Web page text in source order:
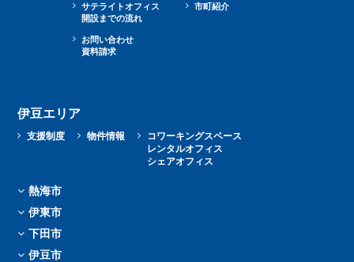
サテライトオフィス
開設までの流れ
市町紹介
お問い合わせ
資料請求
伊豆エリア
支援制度 物件情報
コワーキングスペース
レンタルオフィス
シェアオフィス
熱海市
伊東市
下田市
伊豆市